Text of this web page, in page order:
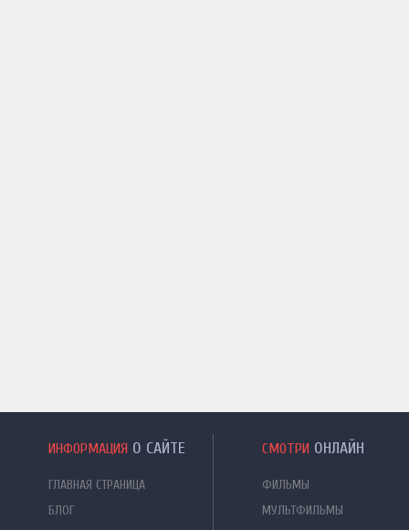
ИНФОРМАЦИЯ О САЙТЕ
ГЛАВНАЯ СТРАНИЦА
БЛОГ
СМОТРИ ОНЛАЙН
ФИЛЬМЫ
МУЛЬТФИЛЬМЫ